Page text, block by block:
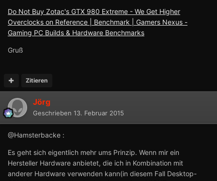
Do Not Buy Zotac's GTX 980 Extreme - We Get Higher
Overclocks on Reference | Benchmark | Gamers Nexus -
Gaming PC Builds & Hardware Benchmarks
Gruß
Zitieren
Jörg
Geschrieben 13. Februar 2015
@Hamsterbacke :
Es geht sich eigentlich mehr ums Prinzip. Wenn mir ein
Hersteller Hardware anbietet, die ich in Kombination mit
anderer Hardware verwenden kann(in diesem Fall Desktop-